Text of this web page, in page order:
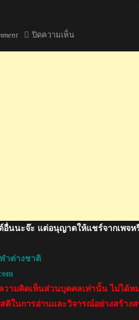
ปิดความเห็น
นนะจ๊ะ แต่อนุญาตให้แชร์จากเพจห
าต่างชาติ
วามคิดเห็นส่วนบุคคลเท่านั้น ไม่ได้
ติในการอ่านและวิจารณ์อย่างสร้าง